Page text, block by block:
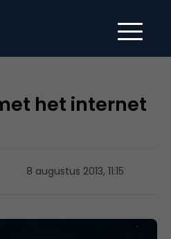
het internet
8 augustus 2013, 11:15